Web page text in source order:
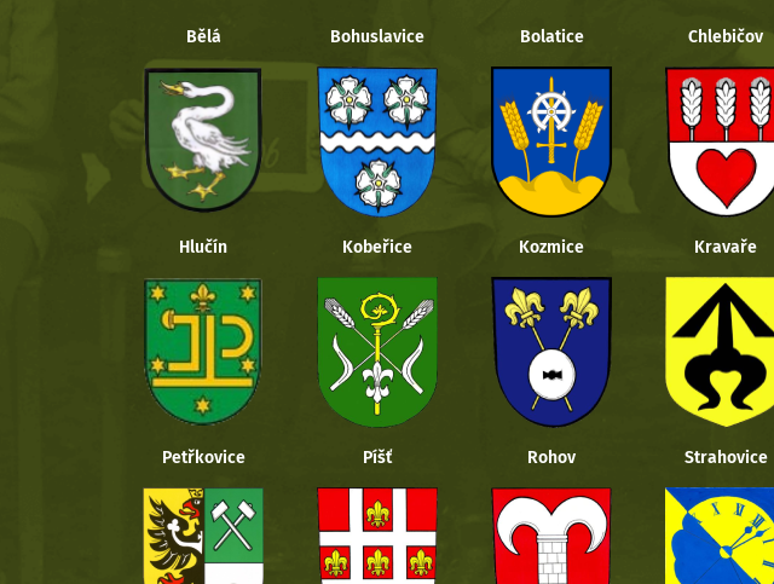
Bělá Bohuslavice Bolatice Chlebičov
Hlučín Kobeřice Kozmice Kravaře
Petřkovice Píšť Rohov Strahovice